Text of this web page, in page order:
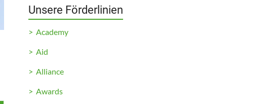
Unsere Förderlinien
> Academy
> Aid
> Alliance
> Awards